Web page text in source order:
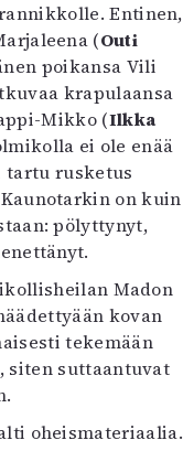
Entinen,
(Outi
poikansa Vili
krapulaansa
Mikko (Ilkka
ei ole enää
tartu rusketus
on kuin
pölyttynyt,
Madon
kovan
tekemään
siten suttaantuvat
oheismateriaalia.